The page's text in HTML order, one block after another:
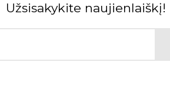
Užsisakykite naujienlaiškį!